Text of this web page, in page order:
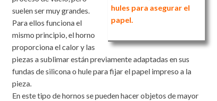
hules para asegurar el
papel.
suelen ser muy grandes.
Para ellos funciona el
mismo principio, el horno
proporciona el calor y las
piezas a sublimar están previamente adaptadas en sus
fundas de silicona o hule para fijar el papel impreso a la
pieza.
En este tipo de hornos se pueden hacer objetos de mayor